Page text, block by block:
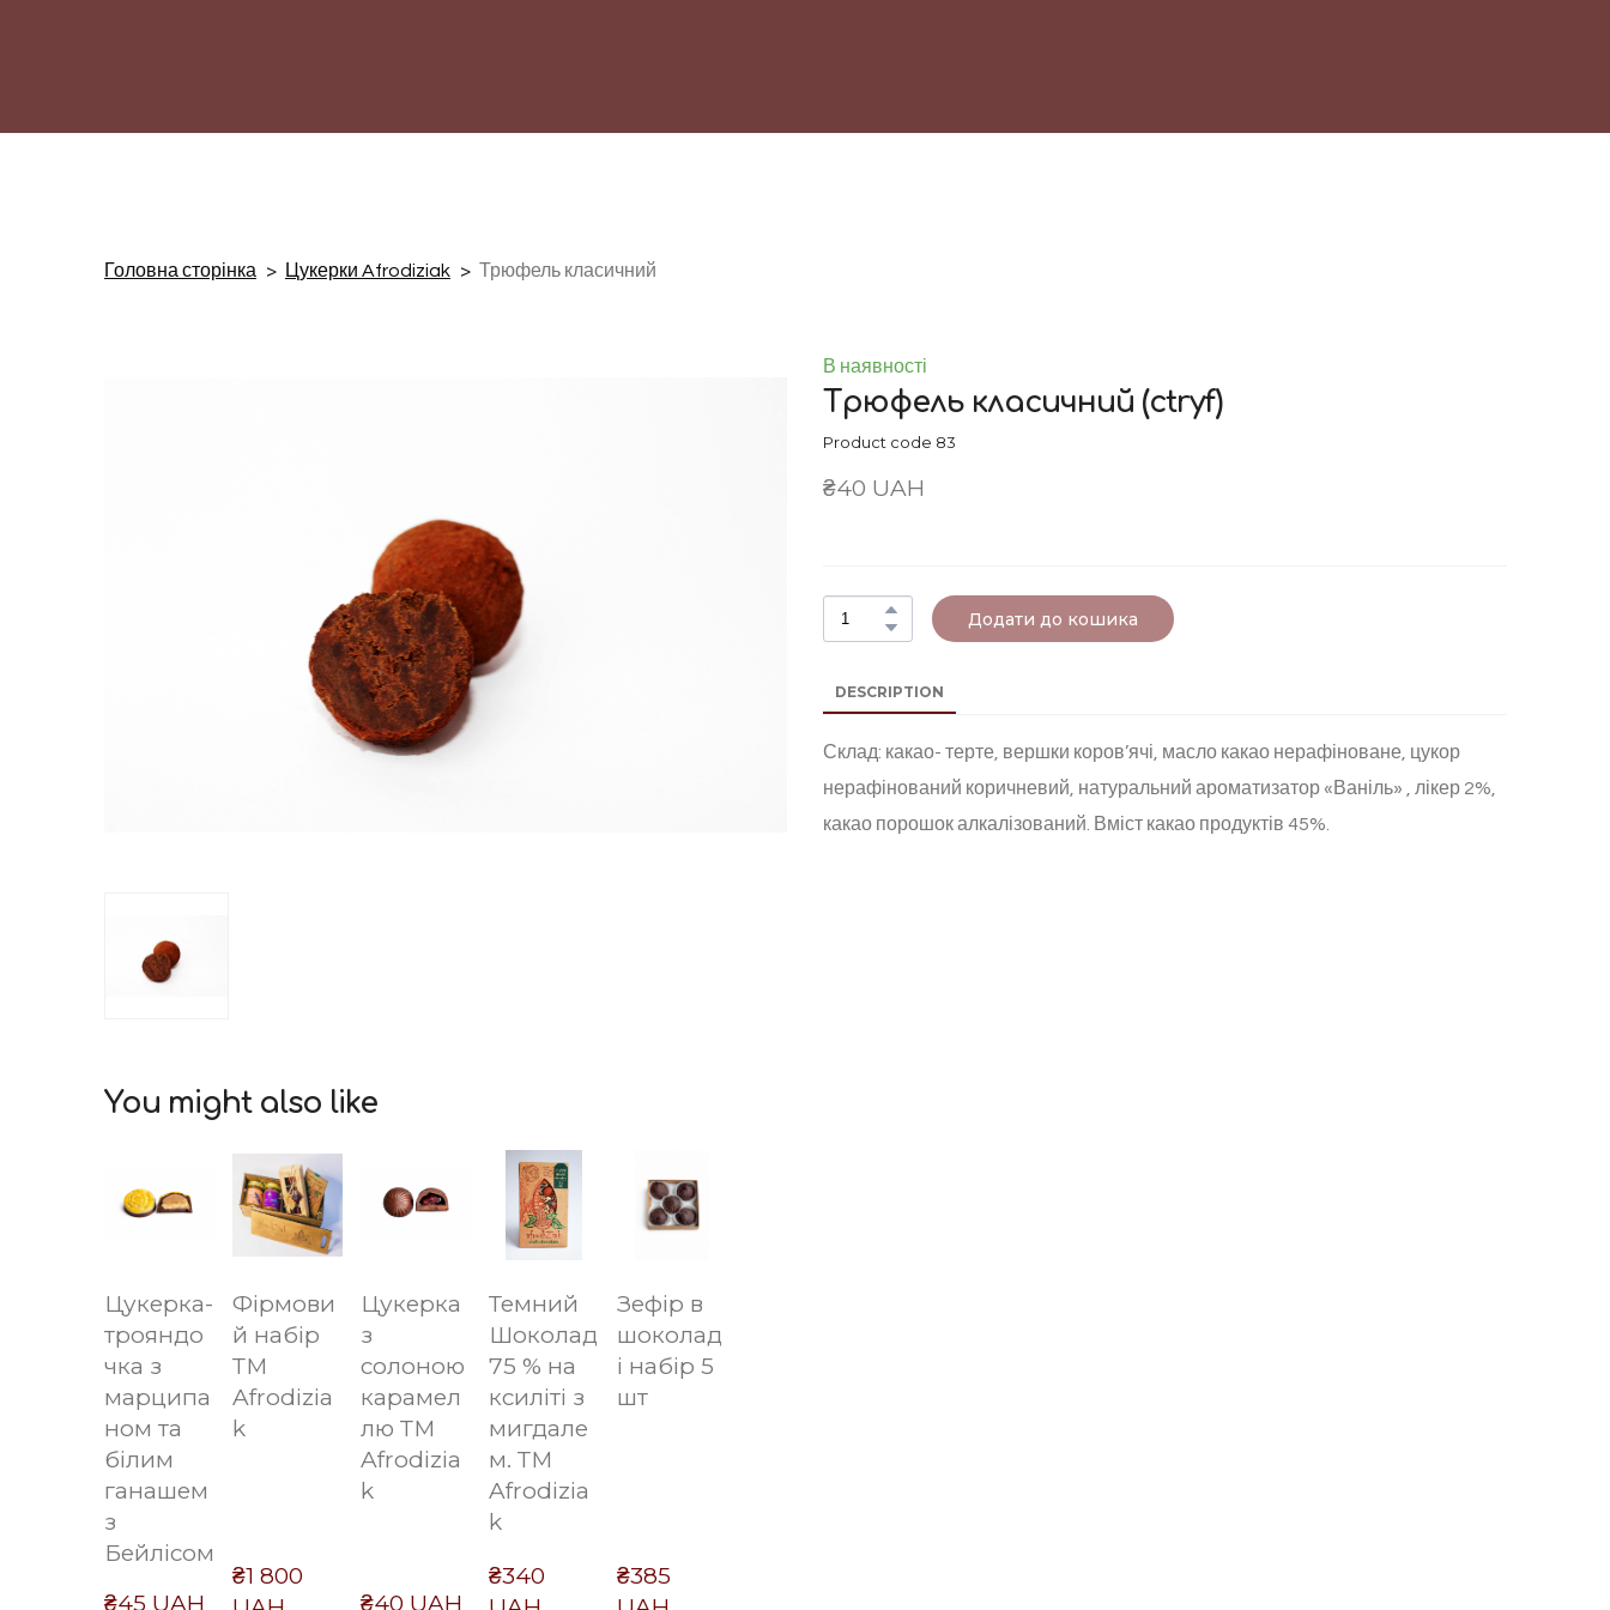
Головна сторінка Цукерки Afrodiziak Трюфель класичний
В наявності
Трюфель класичний (ctryf)
Product code 83
₴40 UAH
Додати до кошика
DESCRIPTION
Склад: какао- терте, вершки коров’ячі, масло какао нерафіноване, цукор
нерафінований коричневий, натуральний ароматизатор «Ваніль» , лікер 2%,
какао порошок алкалізований. Вміст какао продуктів 45%.
You might also like
Цукерка-
трояндо
чка з
марципа
ном та
білим
ганашем
з
Бейлісом
₴45 UAH
Фірмови
й набір
ТМ
Afrodizia
k
₴1 800
Цукерка
з
солоною
карамел
лю ТМ
Afrodizia
k
₴40 UAH
Темний
Шоколад
75 % на
ксиліті з
мигдале
м. ТМ
Afrodizia
k
₴340
Зефір в
шоколад
і набір 5
шт
₴385